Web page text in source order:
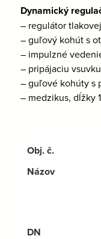
Dynamický
– regulátor
– guľový kohút s
– impulzné
– pripájaciu vsuvku
– guľové kohúty s
– medzikus, dĺžky